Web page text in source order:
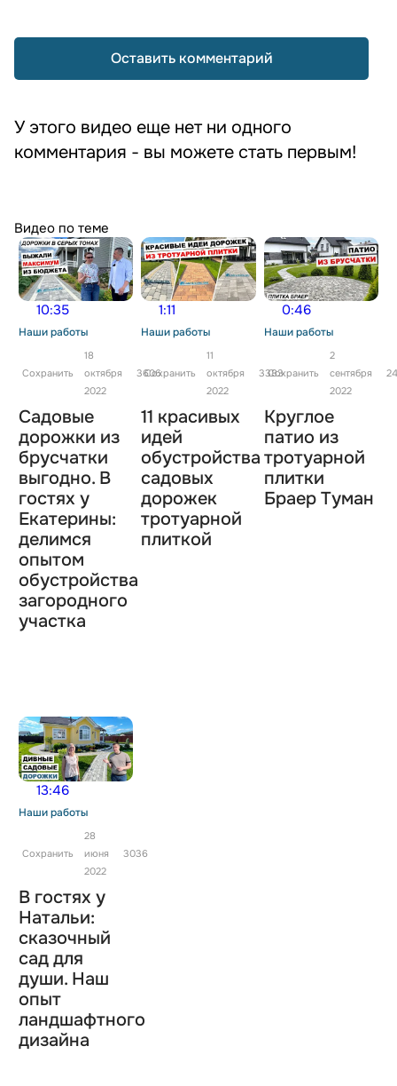
У этого видео еще нет ни одного
комментария - вы можете стать первым!
Оставить комментарий
Видео по теме
10:35
Наши работы
Сохранить
18
октября
2022
3606
Садовые
дорожки из
брусчатки
выгодно. В
гостях у
Екатерины:
делимся
опытом
обустройства
загородного
участка
1:11
Наши работы
Сохранить
11
октября
2022
3383
11 красивых
идей
обустройства
садовых
дорожек
тротуарной
плиткой
0:46
Наши работы
Сохранить
2
сентября
2022
Круглое
патио из
тротуарной
плитки
Браер Туман
13:46
Наши работы
Сохранить
28
июня
2022
3036
В гостях у
Натальи:
сказочный
сад для
души. Наш
опыт
ландшафтного
дизайна